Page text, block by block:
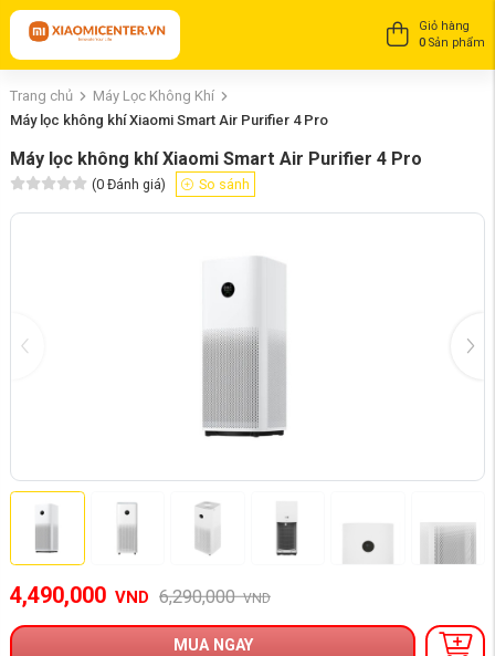
Giỏ hàng
0 Sản phẩm
Trang chủ
Máy Lọc Không Khí
Máy lọc không khí Xiaomi Smart Air Purifier 4 Pro
Máy lọc không khí Xiaomi Smart Air Purifier 4 Pro
(0 Đánh giá) So sánh
4,490,000 VND 6,290,000VND
MUA NGAY